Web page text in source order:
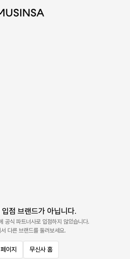
점 브랜드가 아닙니다.
공식 파트너사로 입점하지 않았습니다.
다른 브랜드를 둘러보세요.
이지 무신사 홈